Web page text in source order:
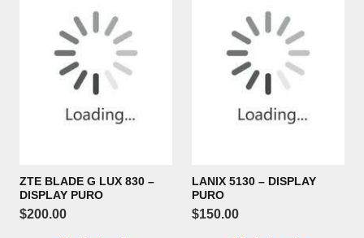
ZTE BLADE G LUX 830 –
DISPLAY PURO
$200.00
LANIX 5130 – DISPLAY
PURO
$150.00